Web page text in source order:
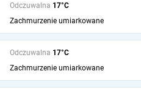
Odczuwalna 17°C
Zachmurzenie umiarkowane
Odczuwalna 17°C
Zachmurzenie umiarkowane